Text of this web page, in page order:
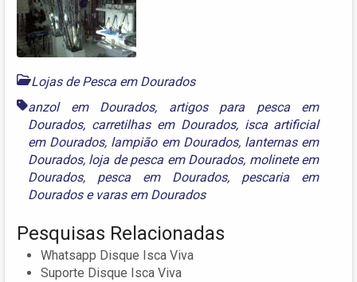
Lojas de Pesca em Dourados
anzol em Dourados, artigos para pesca em
Dourados, carretilhas em Dourados, isca artificial
em Dourados, lampião em Dourados, lanternas em
Dourados, loja de pesca em Dourados, molinete em
Dourados, pesca em Dourados, pescaria em
Douradose varas em Dourados
Pesquisas Relacionadas
Whatsapp Disque Isca Viva
Suporte Disque Isca Viva